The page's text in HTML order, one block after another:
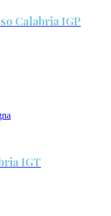
Calabria IGP
IGT